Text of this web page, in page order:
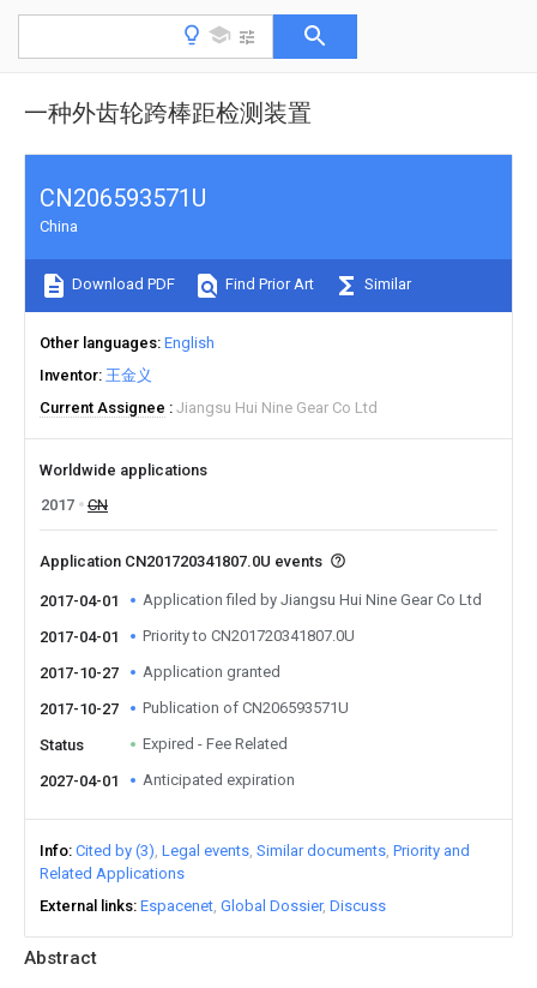
一种外齿轮跨棒距检测装置
Abstract
CN206593571U
China
Download PDF Find Prior Art Similar
Other languages English
Inventor 王金义
Current Assignee
Jiangsu Hui Nine Gear Co Ltd
Worldwide applications
2017
CN
Application CN201720341807.0U events
2017-04-01 Application filed by Jiangsu Hui Nine Gear Co Ltd
2017-04-01 Priority to CN201720341807.0U
2017-10-27 Application granted
2017-10-27 Publication of CN206593571U
Status Expired - Fee Related
2027-04-01 Anticipated expiration
Info Cited by (3) Legal events Similar documents Priority and
Related Applications
External links Espacenet Global Dossier Discuss